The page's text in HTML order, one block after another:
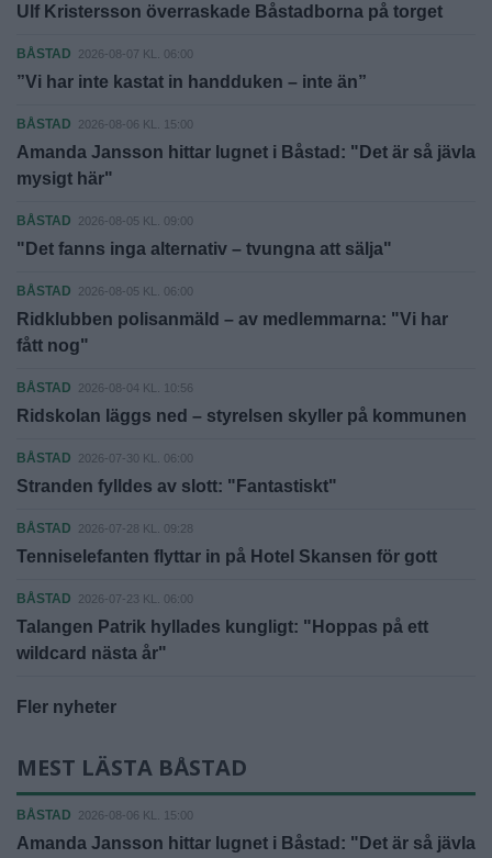
Ulf Kristersson överraskade Båstadborna på torget
BÅSTAD 2026-08-07 KL. 06:00
”Vi har inte kastat in handduken – inte än”
BÅSTAD 2026-08-06 KL. 15:00
Amanda Jansson hittar lugnet i Båstad: "Det är så jävla
mysigt här"
BÅSTAD 2026-08-05 KL. 09:00
"Det fanns inga alternativ – tvungna att sälja"
BÅSTAD 2026-08-05 KL. 06:00
Ridklubben polisanmäld – av medlemmarna: "Vi har
fått nog"
BÅSTAD 2026-08-04 KL. 10:56
Ridskolan läggs ned – styrelsen skyller på kommunen
BÅSTAD 2026-07-30 KL. 06:00
Stranden fylldes av slott: "Fantastiskt"
BÅSTAD 2026-07-28 KL. 09:28
Tenniselefanten flyttar in på Hotel Skansen för gott
BÅSTAD 2026-07-23 KL. 06:00
Talangen Patrik hyllades kungligt: "Hoppas på ett
wildcard nästa år"
Fler nyheter
MEST LÄSTA BÅSTAD
BÅSTAD 2026-08-06 KL. 15:00
Amanda Jansson hittar lugnet i Båstad: "Det är så jävla